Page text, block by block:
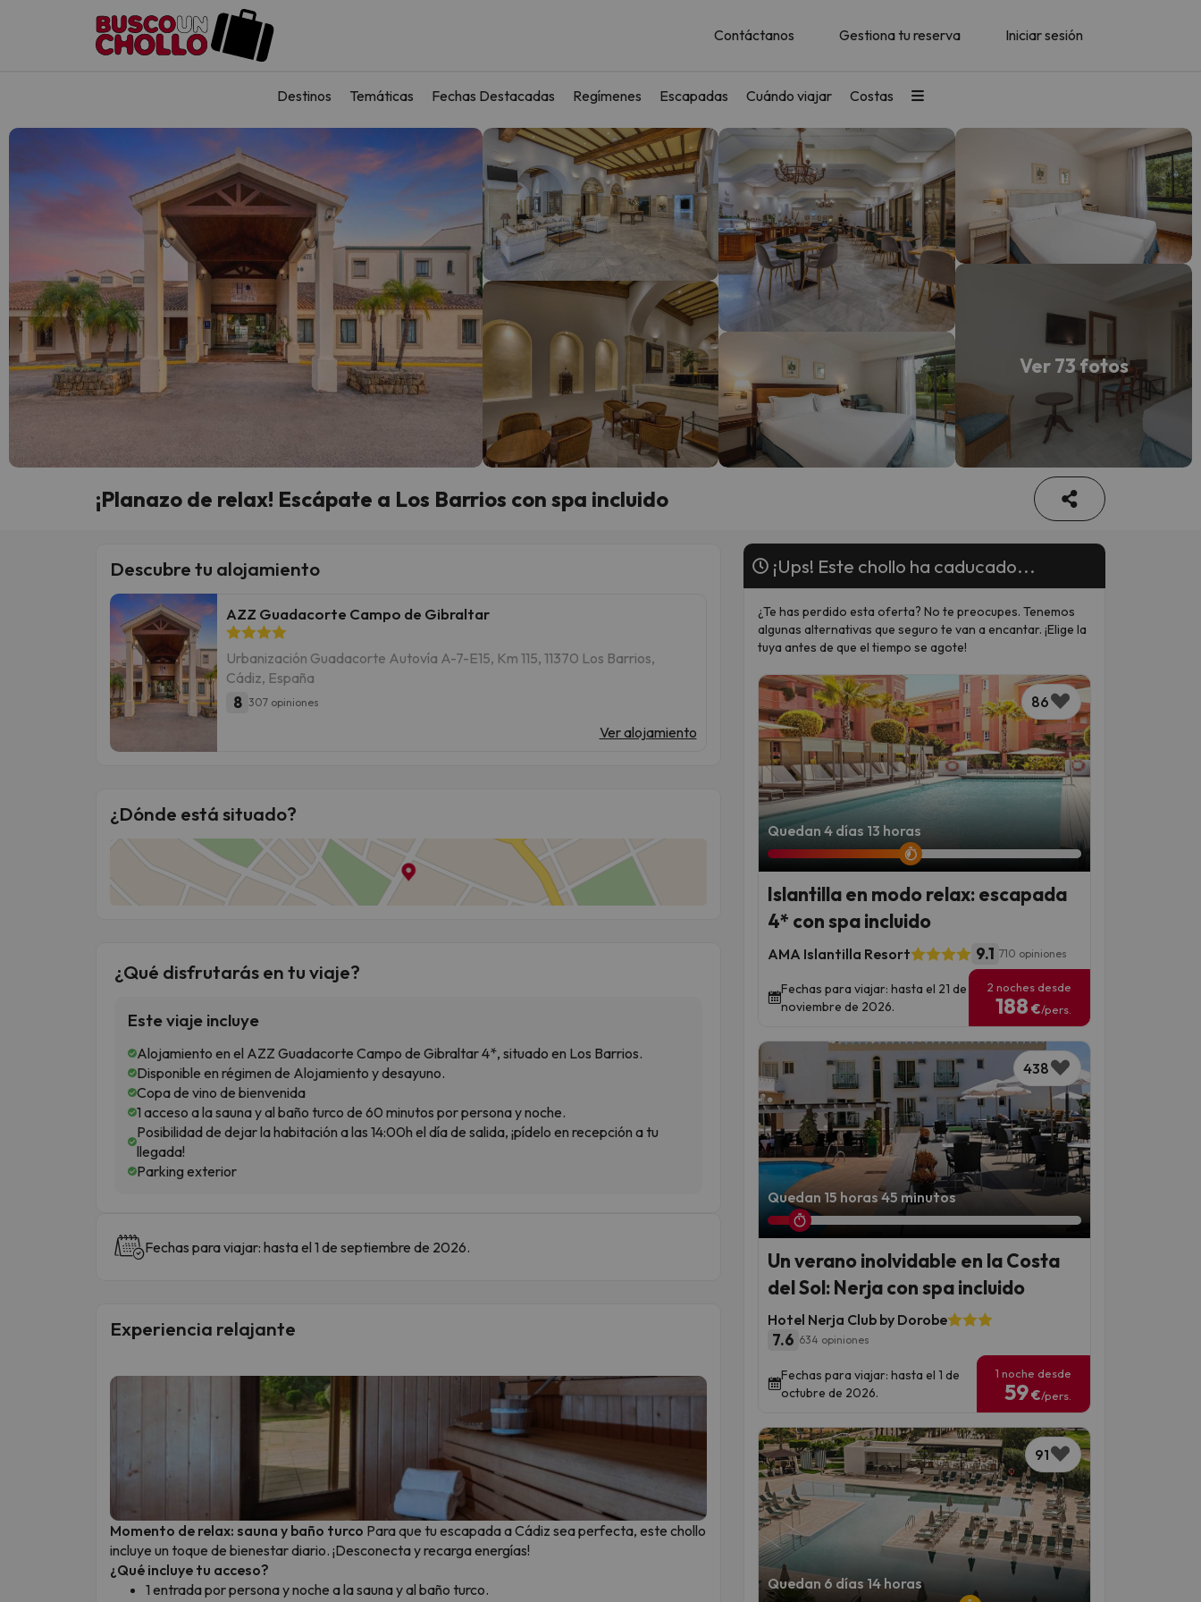
Contáctanos Gestiona tu reserva Iniciar sesión
Destinos Temáticas Fechas Destacadas Regímenes Escapadas Cuándo viajar Costas
Ver 73 fotos
¡Planazo de relax! Escápate a Los Barrios con spa incluido
Descubre tu alojamiento
AZZ Guadacorte Campo de Gibraltar
Urbanización Guadacorte Autovía A-7-E15, Km 115, 11370 Los Barrios,
Cádiz, España
8 307 opiniones
Ver alojamiento
¿Dónde está situado?
¿Qué disfrutarás en tu viaje?
Este viaje incluye
Alojamiento en el AZZ Guadacorte Campo de Gibraltar 4*, situado en Los Barrios.
Disponible en régimen de Alojamiento y desayuno.
Copa de vino de bienvenida
1 acceso a la sauna y al baño turco de 60 minutos por persona y noche.
Posibilidad de dejar la habitación a las 14:00h el día de salida, ¡pídelo en recepción a tu
llegada!
Parking exterior
Fechas para viajar: hasta el 1 de septiembre de 2026.
Experiencia relajante
Momento de relax: sauna y baño turco Para que tu escapada a Cádiz sea perfecta, este chollo
incluye un toque de bienestar diario. ¡Desconecta y recarga energías!
¿Qué incluye tu acceso?
1 entrada por persona y noche a la sauna y al baño turco.
¡Ups! Este chollo ha caducado...
¿Te has perdido esta oferta? No te preocupes. Tenemos
algunas alternativas que seguro te van a encantar. ¡Elige la
tuya antes de que el tiempo se agote!
86
Quedan 4 días 13 horas
Islantilla en modo relax: escapada
4* con spa incluido
AMA Islantilla Resort 9.1 710 opiniones
Fechas para viajar: hasta el 21 de
noviembre de 2026.
2 noches desde
188 €/pers.
438
Quedan 15 horas 45 minutos
Un verano inolvidable en la Costa
del Sol: Nerja con spa incluido
Hotel Nerja Club by Dorobe
7.6 634 opiniones
Fechas para viajar: hasta el 1 de
octubre de 2026.
1 noche desde
59€/pers.
91
Quedan 6 días 14 horas